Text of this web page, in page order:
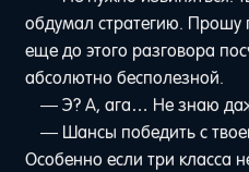
обдумал стратегию. Прошу
еще до этого разговора
абсолютно бесполезной.
— Э? А, ага… Не знаю
— Шансы победить с
Особенно если три класса